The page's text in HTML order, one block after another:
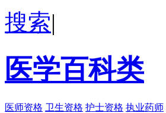
搜索|
医学百科类
医师资格 卫生资格 护士资格 执业药师